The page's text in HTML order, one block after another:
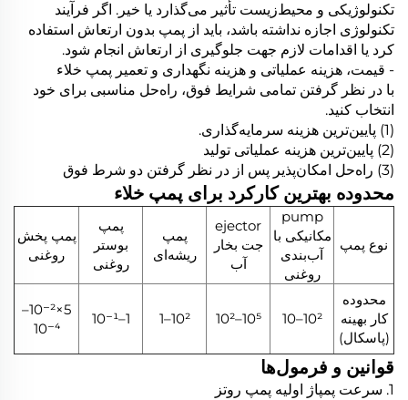
تکنولوژیکی و محیط‌زیست تأثیر می‌گذارد یا خیر. اگر فرآیند
تکنولوژی اجازه نداشته باشد، باید از پمپ بدون ارتعاش استفاده
کرد یا اقدامات لازم جهت جلوگیری از ارتعاش انجام شود.
- قیمت، هزینه عملیاتی و هزینه نگهداری و تعمیر پمپ خلاء
با در نظر گرفتن تمامی شرایط فوق، راه‌حل مناسبی برای خود
انتخاب کنید.
(1) پایین‌ترین هزینه سرمایه‌گذاری.
(2) پایین‌ترین هزینه عملیاتی تولید
(3) راه‌حل امکان‌پذیر پس از در نظر گرفتن دو شرط فوق
محدوده بهترین کارکرد برای پمپ خلاء
نوع پمپ
pump
مکانیکی با
آب‌بندی
روغنی
ejector
جت بخار
آب
پمپ
ریشه‌ای
پمپ
بوستر
روغنی
پمپ پخش
روغنی
محدوده
کار بهینه
(پاسکال)
10²–10
10⁵–10²
10²–1
1–10⁻¹
5×10⁻²–
10⁻⁴
قوانین و فرمول‌ها
1. سرعت پمپاژ اولیه پمپ روتز